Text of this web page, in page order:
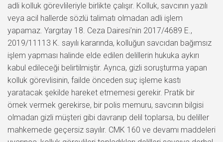
adli kolluk görevlileriyle birlikte çalışır. Kolluk, savcının yazılı
veya acil hallerde sözlü talimatı olmadan adli işlem
yapamaz. Yargıtay 18. Ceza Dairesi’nin 2017/4689 E.,
2019/11113 K. sayılı kararında, kolluğun savcıdan bağımsız
işlem yapması halinde elde edilen delillerin hukuka aykırı
kabul edileceği belirtilmiştir. Ayrıca, gizli soruşturma yapan
kolluk görevlisinin, failde önceden suç işleme kastı
yaratacak şekilde hareket etmemesi gerekir. Pratik bir
örnek vermek gerekirse, bir polis memuru, savcının bilgisi
olmadan gizli müşteri gibi davranıp delil toplarsa, bu deliller
mahkemede geçersiz sayılır. CMK 160 ve devamı maddeleri